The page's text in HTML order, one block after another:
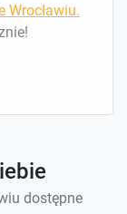
Wrocławiu.
dostępne